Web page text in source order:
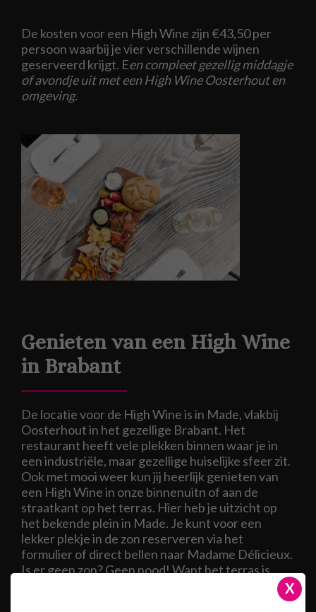
De kosten voor een High Wine zijn €43,50 per
persoon waarbij je vier verschillende wijnen
geserveerd krijgt. Een compleet gezellig middagje
of avondje uit met een High Wine Oosterhout en
omgeving.
Genieten van een High Wine
in Brabant
De locatie voor de High Wine is in Made, vlakbij
Oosterhout in het gezellige Brabant. Het
restaurant heeft vele plekken binnen waar je in
een industriële, maar gezellige huiselijke sfeer zit.
Ook met mooi weer kun jij heerlijk genieten van
een High Wine in onze binnenuitn of aan de
straatkant op het terras. Hier heb je uitzicht op
het bekende plein in Made. Je kunt voor een
lekker plekje in de zon reserveren via het
formulier of direct bellen naar Madame Délicieux.
Is er geen zon? Geen nood! Want het terras is
X